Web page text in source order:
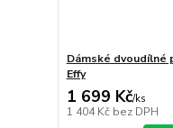
Dámské dvoudílné
Effy
1 699 Kč/ks
1 404 Kč bez DPH